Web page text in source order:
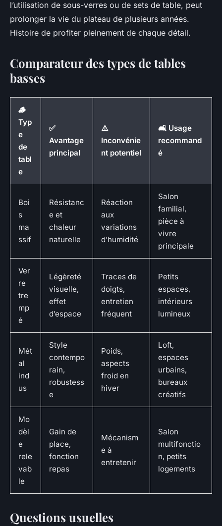
l’utilisation de sous-verres ou de sets de table, peut
prolonger la vie du plateau de plusieurs années.
Histoire de profiter pleinement de chaque détail.
Comparateur des types de tables
basses
🪵
Typ
e
de
tabl
e
✅
Avantage
principal
⚠️
Inconvénie
nt potentiel
🛋️ Usage
recommand
é
Boi
s
ma
ssif
Résistanc
e et
chaleur
naturelle
Réaction
aux
variations
d’humidité
Salon
familial,
pièce à
vivre
principale
Ver
re
tre
mp
é
Légèreté
visuelle,
effet
d’espace
Traces de
doigts,
entretien
fréquent
Petits
espaces,
intérieurs
lumineux
Mét
al
ind
us
Style
contempo
rain,
robustess
e
Poids,
aspects
froid en
hiver
Loft,
espaces
urbains,
bureaux
créatifs
Mo
dèl
e
rele
vab
le
Gain de
place,
fonction
repas
Mécanism
e à
entretenir
Salon
multifonctio
n, petits
logements
Questions usuelles